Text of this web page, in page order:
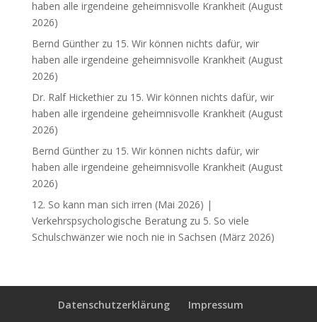
haben alle irgendeine geheimnisvolle Krankheit (August
2026)
Bernd Güntherzu 15. Wir können nichts dafür, wir
haben alle irgendeine geheimnisvolle Krankheit (August
2026)
Dr. Ralf Hickethierzu 15. Wir können nichts dafür, wir
haben alle irgendeine geheimnisvolle Krankheit (August
2026)
Bernd Güntherzu 15. Wir können nichts dafür, wir
haben alle irgendeine geheimnisvolle Krankheit (August
2026)
12. So kann man sich irren (Mai 2026) |
Verkehrspsychologische Beratungzu 5. So viele
Schulschwänzer wie noch nie in Sachsen (März 2026)
Datenschutzerklärung Impressum